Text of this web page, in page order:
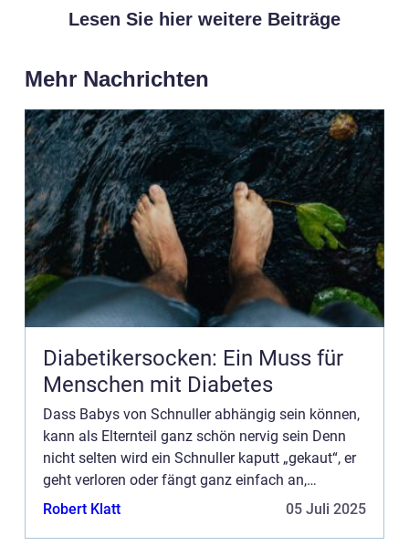
Lesen Sie hier weitere Beiträge
Mehr Nachrichten
Diabetikersocken: Ein Muss für
Menschen mit Diabetes
Dass Babys von Schnuller abhängig sein können,
kann als Elternteil ganz schön nervig sein Denn
nicht selten wird ein Schnuller kaputt „gekaut“, er
geht verloren oder fängt ganz einfach an,
unhygienisch zu werden. Ausserdem wird der
Robert Klatt 05 Juli 2025